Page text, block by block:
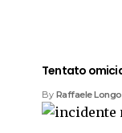
Tentato
By Raffaele Longo